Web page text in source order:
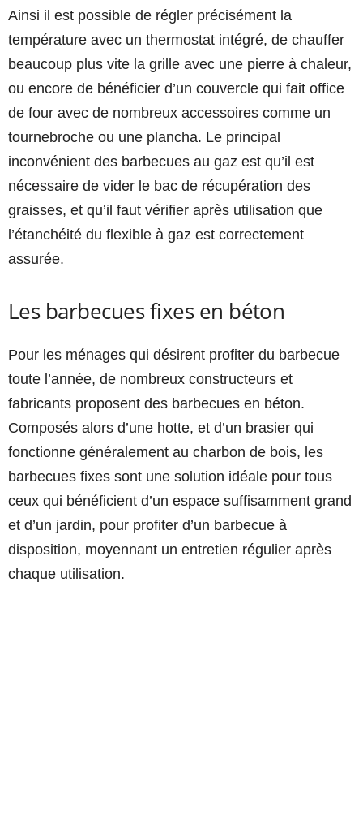
Ainsi il est possible de régler précisément la
température avec un thermostat intégré, de chauffer
beaucoup plus vite la grille avec une pierre à chaleur,
ou encore de bénéficier d’un couvercle qui fait office
de four avec de nombreux accessoires comme un
tournebroche ou une plancha. Le principal
inconvénient des barbecues au gaz est qu’il est
nécessaire de vider le bac de récupération des
graisses, et qu’il faut vérifier après utilisation que
l’étanchéité du flexible à gaz est correctement
assurée.
Les barbecues fixes en béton
Pour les ménages qui désirent profiter du barbecue
toute l’année, de nombreux constructeurs et
fabricants proposent des barbecues en béton.
Composés alors d’une hotte, et d’un brasier qui
fonctionne généralement au charbon de bois, les
barbecues fixes sont une solution idéale pour tous
ceux qui bénéficient d’un espace suffisamment grand
et d’un jardin, pour profiter d’un barbecue à
disposition, moyennant un entretien régulier après
chaque utilisation.